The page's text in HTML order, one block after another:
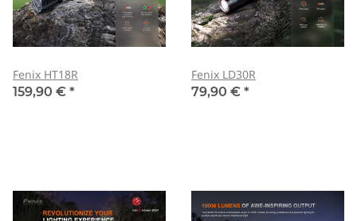
Fenix HT18R
159,90 € *
Fenix LD30R
79,90 € *